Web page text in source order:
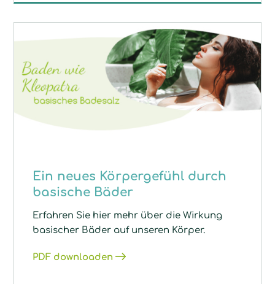
Ein neues Körpergefühl durch
basische Bäder
Erfahren Sie hier mehr über die Wirkung
basischer Bäder auf unseren Körper.
PDF downloaden